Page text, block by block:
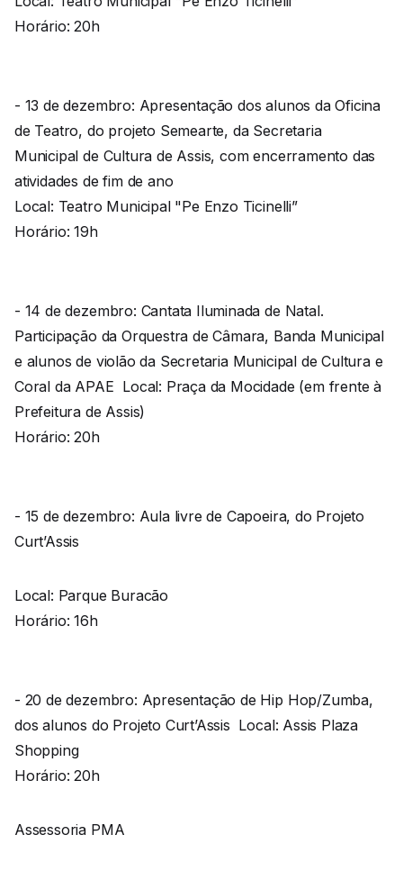
Horário: 20h
- 13 de dezembro: Apresentação dos alunos da Oficina
de Teatro, do projeto Semearte, da Secretaria
Municipal de Cultura de Assis, com encerramento das
atividades de fim de ano
Local: Teatro Municipal "Pe Enzo Ticinelli”
Horário: 19h
- 14 de dezembro: Cantata Iluminada de Natal.
Participação da Orquestra de Câmara, Banda Municipal
e alunos de violão da Secretaria Municipal de Cultura e
Coral da APAE Local: Praça da Mocidade (em frente à
Prefeitura de Assis)
Horário: 20h
- 15 de dezembro: Aula livre de Capoeira, do Projeto
Curt’Assis
Local: Parque Buracão
Horário: 16h
- 20 de dezembro: Apresentação de Hip Hop/Zumba,
dos alunos do Projeto Curt’Assis Local: Assis Plaza
Shopping
Horário: 20h
Assessoria PMA